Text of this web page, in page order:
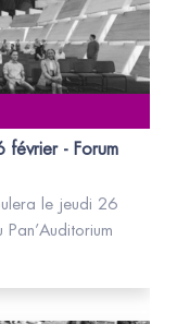
février - Forum
le jeudi 26